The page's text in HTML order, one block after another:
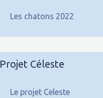
Les chatons 2022
Projet Céleste
Le projet Celeste